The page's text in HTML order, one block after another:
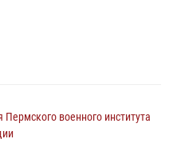
военного института